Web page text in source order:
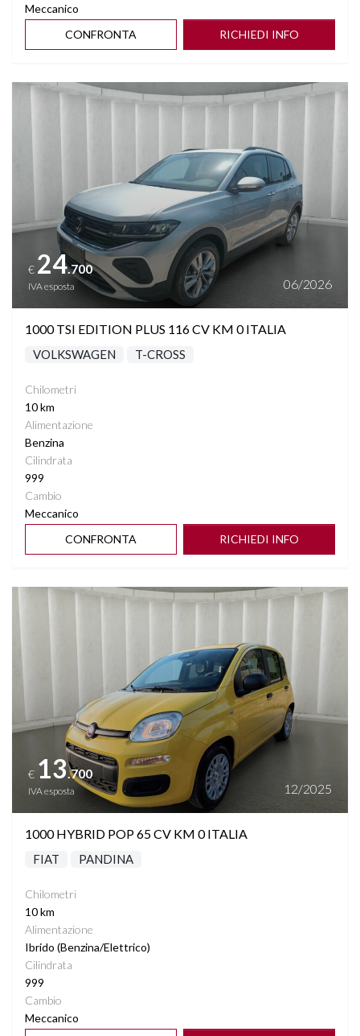
Meccanico
CONFRONTA
RICHIEDI INFO
Vedi dettagli
€ 24.700
IVA esposta 06/2026
1000 TSI EDITION PLUS 116 CV KM 0 ITALIA
VOLKSWAGEN T-CROSS
Chilometri
10 km
Alimentazione
Benzina
Cilindrata
999
Cambio
Meccanico
CONFRONTA
RICHIEDI INFO
Vedi dettagli
€ 13.700
IVA esposta 12/2025
1000 HYBRID POP 65 CV KM 0 ITALIA
FIAT PANDINA
Chilometri
10 km
Alimentazione
Ibrido (Benzina/Elettrico)
Cilindrata
999
Cambio
Meccanico